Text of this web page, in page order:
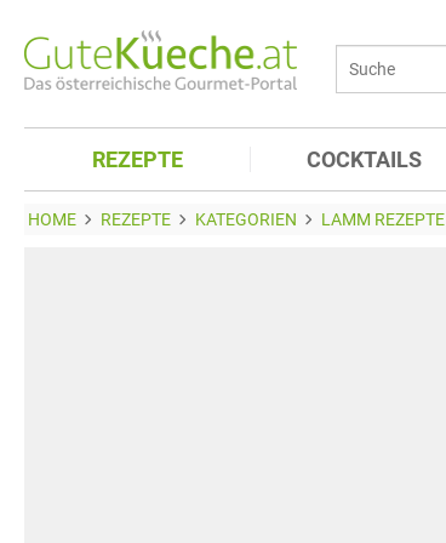
REZEPTE COCKTAILS
HOME REZEPTE KATEGORIEN LAMM REZEPTE